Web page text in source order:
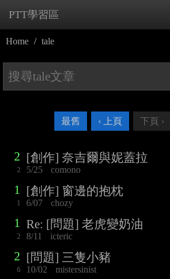
PTT學習區
Home tale
最舊 ‹ 上頁 下頁 ›
2
2
[創作] 奈吉爾與妮蓋拉
5/25 comono
1
1
[創作] 窗邊的抱枕
6/07 chozy
1
2
Re: [問題] 老虎變奶油
8/11 icteric
2
6
[問題] 三隻小豬
10/02 mistersinist